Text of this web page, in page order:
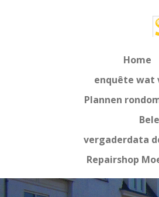
Home
enquête wat
Plannen
vergaderdata
Repairshop